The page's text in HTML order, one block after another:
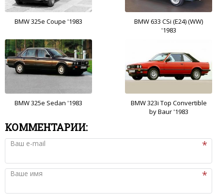
BMW 325e Coupe '1983
BMW 633 CSi (E24) (WW)
'1983
BMW 325e Sedan '1983
BMW 323i Top Convertible
by Baur '1983
КОММЕНТАРИИ:
Ваш e-mail
Ваше имя